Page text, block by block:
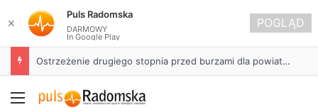
Ostrzeżenie drugiego stopnia przed burzami dla powiatu radomszczańskiego
Menu
✕
Puls Radomska
DARMOWY
In Google Play
POGLĄD